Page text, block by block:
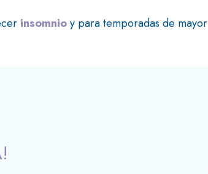
insomnioy para temporadas de mayor